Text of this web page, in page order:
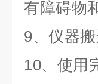
有障碍物
9、仪器
10、使用